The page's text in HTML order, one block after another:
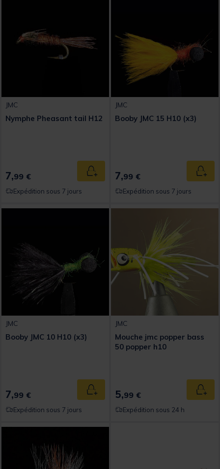
JMC
Nymphe Pheasant tail H12
7,99 € Ajouter au panier
Expédition sous 7 jours
JMC
Booby JMC 15 H10 (x3)
7,99 €
Expédition sous 7 jours
JMC
Booby JMC 10 H10 (x3)
7,99 € Ajouter au panier
Expédition sous 7 jours
JMC
Mouche jmc popper bass
50 popper h10
5,99 €
Expédition sous 24 h